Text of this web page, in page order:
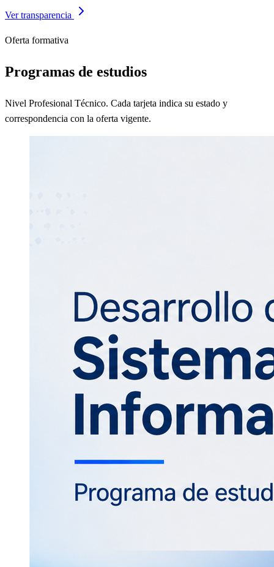
Ver transparencia
Oferta formativa
Programas de estudios
Nivel Profesional Técnico. Cada tarjeta indica su estado y
correspondencia con la oferta vigente.